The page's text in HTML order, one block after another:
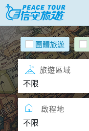
團體旅遊
旅遊區域
啟程地